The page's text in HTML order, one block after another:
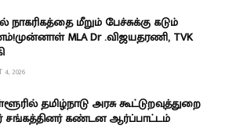
நாகரிகத்தை மீறும் பேச்சுக்கு கடும்
MLA Dr .விஜயதரணி, TVK
4, 2026
தமிழ்நாடு அரசு கூட்டுறவுத்துறை
சங்கத்தினர் கண்டன ஆர்ப்பாட்டம்